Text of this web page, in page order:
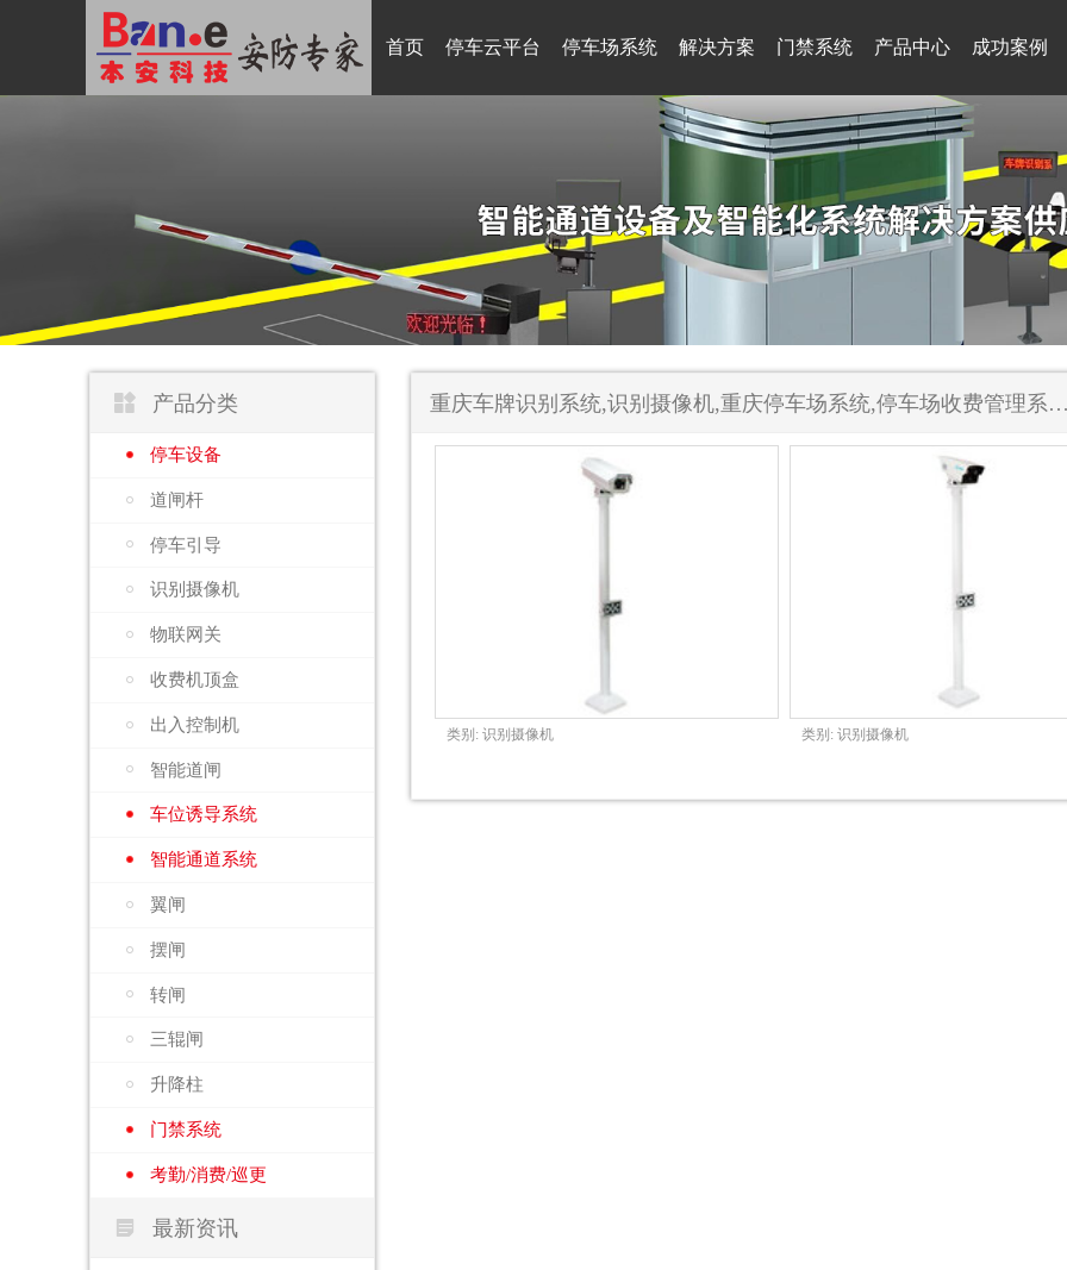
首页 停车云平台 停车场系统 解决方案 门禁系统 产品中心 成功案例
 产品分类
停车设备
道闸杆
停车引导
识别摄像机
物联网关
收费机顶盒
出入控制机
智能道闸
车位诱导系统
智能通道系统
翼闸
摆闸
转闸
三辊闸
升降柱
门禁系统
考勤/消费/巡更
 最新资讯
重庆车牌识别系统,识别摄像机,重庆停车场系统,停车场收费管理系统 - 重庆停车场系统
类别:识别摄像机 类别: 识别摄像机